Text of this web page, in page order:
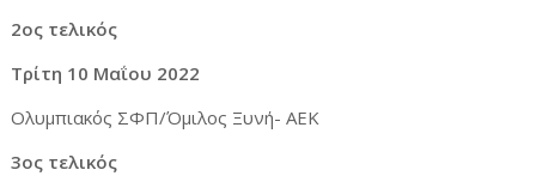
2ος τελικός
Τρίτη 10 Μαΐου 2022
Ολυμπιακός ΣΦΠ/Όμιλος Ξυνή- ΑΕΚ
3ος τελικός